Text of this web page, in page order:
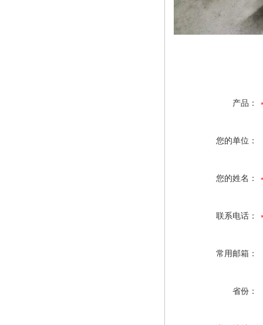
产品：
您的单位：
您的姓名：
联系电话：
常用邮箱：
省份：